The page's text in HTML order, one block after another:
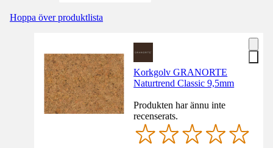
Hoppa över produktlista
Korkgolv GRANORTE
Naturtrend Classic 9,5mm
Produkten har ännu inte
recenserats.